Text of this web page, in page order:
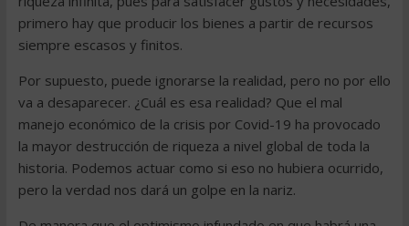
primero hay que producir los bienes a partir de recursos
siempre escasos y finitos.
Por supuesto, puede ignorarse la realidad, pero no por ello
va a desaparecer. ¿Cuál es esa realidad? Que el mal
manejo económico de la crisis por Covid-19 ha provocado
la mayor destrucción de riqueza a nivel global de toda la
historia. Podemos actuar como si eso no hubiera ocurrido,
pero la verdad nos dará un golpe en la nariz.